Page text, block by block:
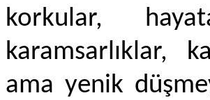
korkular,
karamsarlıklar,
ama yenik